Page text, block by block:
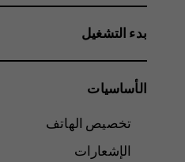
بدء التشغيل
الأساسيات
تخصيص الهاتف
الإشعارات